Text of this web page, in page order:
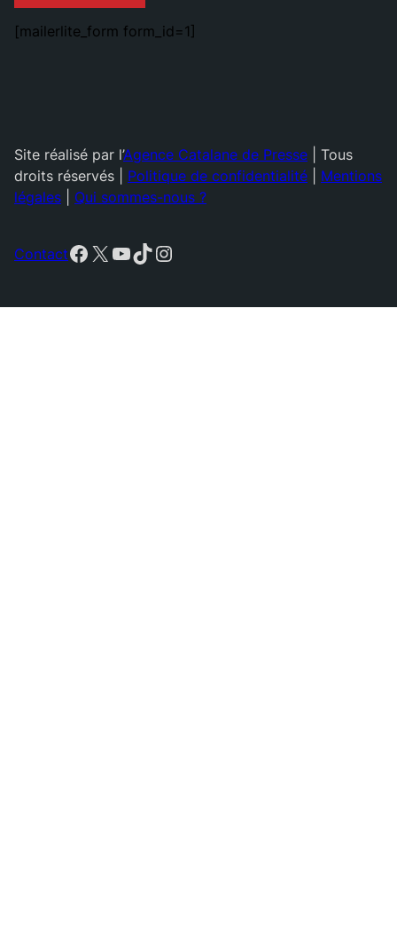
[mailerlite_form form_id=1]
Site réalisé par l’Agence Catalane de Presse | Tous
droits réservés | Politique de confidentialité
Mentions
légales
Qui sommes-nous ?
ContactFacebook
X YouTube
TikTok
Instagram